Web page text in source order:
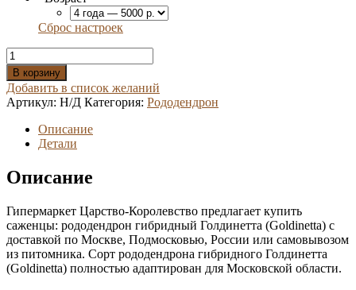
Сброс настроек
Количество
Рододендрон
гибридный
Голдинетта
(Goldinetta)
В корзину
Добавить в список желаний
Артикул: Н/Д Категория: Рододендрон
Описание
Детали
Описание
Гипермаркет Царство-Королевство предлагает купить
саженцы: рододендрон гибридный Голдинетта (Goldinetta) с
доставкой по Москве, Подмосковью, России или самовывозом
из питомника. Сорт рододендрона гибридного Голдинетта
(Goldinetta) полностью адаптирован для Московской области.